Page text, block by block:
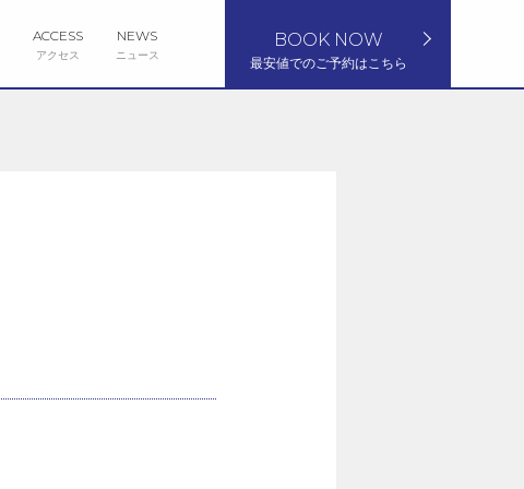
ACCESS
アクセス
NEWS
ニュース
BOOK NOW
最安値でのご予約はこちら